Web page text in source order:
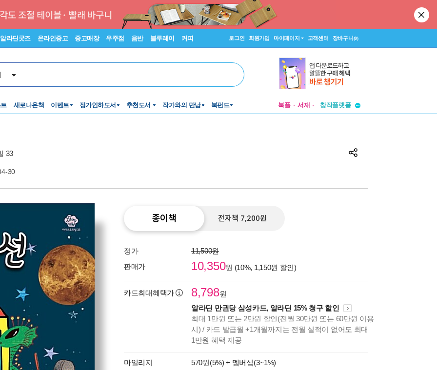
알라딘굿즈 온라인중고 중고매장 우주점 음반 블루레이 커피 로그인 회원가입 마이페이지 고객센터 장바구니(0)
새로나온책 이벤트 정가인하도서 추천도서 작가와의 만남 북펀드 북플 서재
투비컨티뉴드
33
30
종이책 전자책 7,200원
정가
11,500원
판매가
10,350원 (10%, 1,150원 할인)
카드최대혜택가 8,798원
알라딘 만권당 삼성카드, 알라딘 15% 청구 할인
최대 1만원 또는 2만원 할인(전월 30만원 또는 60만원 이용
시) / 카드 발급월 +1개월까지는 전월 실적이 없어도 최대
1만원 혜택 제공
마일리지 570원(5%) + 멤버십(3~1%)